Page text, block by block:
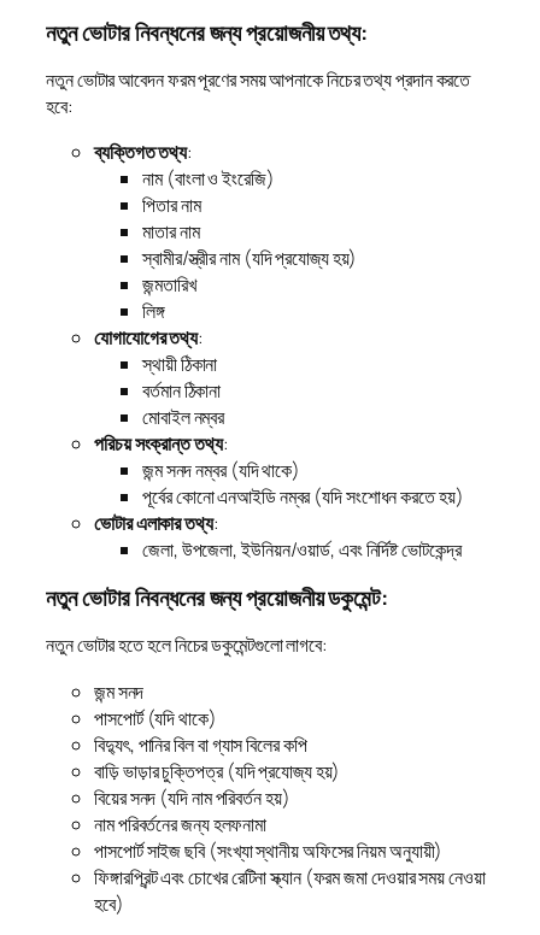
নতুন ভোটার নিবন্ধনের জন্য প্রয়োজনীয় তথ্য:
নতুন ভোটার আবেদন ফরম পূরণের সময় আপনাকে নিচের তথ্য প্রদান করতে
হবে:
ব্যক্তিগত তথ্য:
নাম (বাংলা ও ইংরেজি)
পিতার নাম
মাতার নাম
স্বামীর/স্ত্রীর নাম (যদি প্রযোজ্য হয়)
জন্মতারিখ
লিঙ্গ
যোগাযোগের তথ্য:
স্থায়ী ঠিকানা
বর্তমান ঠিকানা
মোবাইল নম্বর
পরিচয় সংক্রান্ত তথ্য:
জন্ম সনদ নম্বর (যদি থাকে)
পূর্বের কোনো এনআইডি নম্বর (যদি সংশোধন করতে হয়)
ভোটার এলাকার তথ্য:
জেলা, উপজেলা, ইউনিয়ন/ওয়ার্ড, এবং নির্দিষ্ট ভোটকেন্দ্র
নতুন ভোটার নিবন্ধনের জন্য প্রয়োজনীয় ডকুমেন্ট:
নতুন ভোটার হতে হলে নিচের ডকুমেন্টগুলো লাগবে:
জন্ম সনদ
পাসপোর্ট (যদি থাকে)
বিদ্যুৎ, পানির বিল বা গ্যাস বিলের কপি
বাড়ি ভাড়ার চুক্তিপত্র (যদি প্রযোজ্য হয়)
বিয়ের সনদ (যদি নাম পরিবর্তন হয়)
নাম পরিবর্তনের জন্য হলফনামা
পাসপোর্ট সাইজ ছবি (সংখ্যা স্থানীয় অফিসের নিয়ম অনুযায়ী)
ফিঙ্গারপ্রিন্ট এবং চোখের রেটিনা স্ক্যান (ফরম জমা দেওয়ার সময় নেওয়া
হবে)